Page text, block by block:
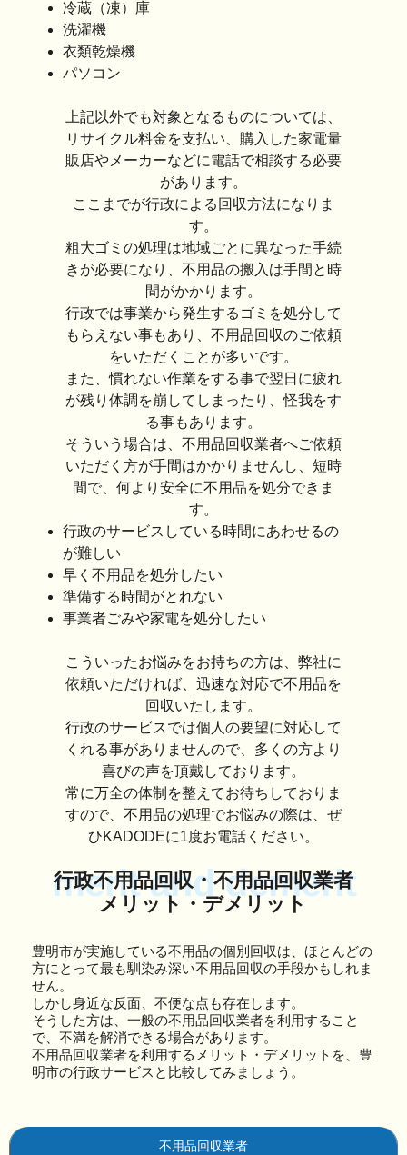
冷蔵（凍）庫
洗濯機
衣類乾燥機
パソコン
上記以外でも対象となるものについては、
リサイクル料金を支払い、購入した家電量
販店やメーカーなどに電話で相談する必要
があります。
ここまでが行政による回収方法になりま
す。
粗大ゴミの処理は地域ごとに異なった手続
きが必要になり、不用品の搬入は手間と時
間がかかります。
行政では事業から発生するゴミを処分して
もらえない事もあり、不用品回収のご依頼
をいただくことが多いです。
また、慣れない作業をする事で翌日に疲れ
が残り体調を崩してしまったり、怪我をす
る事もあります。
そういう場合は、不用品回収業者へご依頼
いただく方が手間はかかりませんし、短時
間で、何より安全に不用品を処分できま
す。
行政のサービスしている時間にあわせるの
が難しい
早く不用品を処分したい
準備する時間がとれない
事業者ごみや家電を処分したい
こういったお悩みをお持ちの方は、弊社に
依頼いただければ、迅速な対応で不用品を
回収いたします。
行政のサービスでは個人の要望に対応して
くれる事がありませんので、多くの方より
喜びの声を頂戴しております。
常に万全の体制を整えてお待ちしておりま
すので、不用品の処理でお悩みの際は、ぜ
ひKADODEに1度お電話ください。
merit and demerit
行政不用品回収・不用品回収業者
メリット・デメリット
豊明市が実施している不用品の個別回収は、ほとんどの
方にとって最も馴染み深い不用品回収の手段かもしれま
せん。
しかし身近な反面、不便な点も存在します。
そうした方は、一般の不用品回収業者を利用すること
で、不満を解消できる場合があります。
不用品回収業者を利用するメリット・デメリットを、豊
明市の行政サービスと比較してみましょう。
不用品回収業者